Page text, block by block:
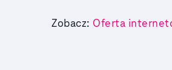
Zobacz: Oferta